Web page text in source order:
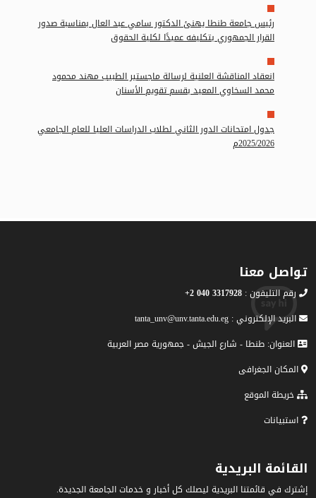
رئيس جامعة طنطا يهنئ الدكتور سامي عبد العال بمناسبة صدور
القرار الجمهوري بتكليفه عميدًا لكلية الحقوق
انعقاد المناقشة العلنية لرسالة ماجستير الطبيب مهند محمود
محمد السخاوي المعيد بقسم تقويم الأسنان
جدول امتحانات الدور الثاني لطلاب الدراسات العليا للعام الجامعي
2025/2026م
تواصل معنا
رقم التليفون : 3317928 040 2+
البريد الإلكتروني : tanta_unv@unv.tanta.edu.eg
العنوان: طنطا - شارع الجيش - جمهورية مصر العربية
المكان الجغرافى
خريطة الموقع
استبيانات
القائمة البريدية
إشترك في قائمتنا البريدية ليصلك كل أخبار و خدمات الجامعة الجديدة.